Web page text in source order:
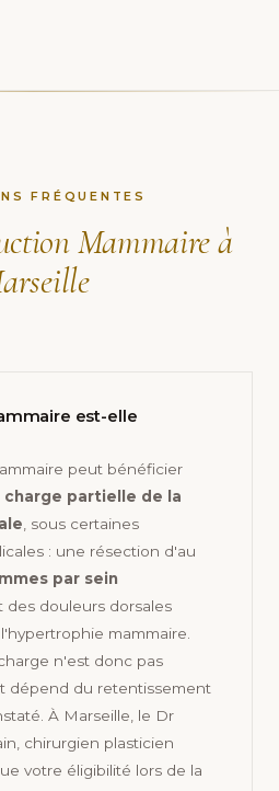
FRÉQUENTES
Mammaire à
est-elle
peut bénéficier
charge partielle de la
, sous certaines
: une résection d'au
par sein
douleurs dorsales
mammaire.
n'est donc pas
dépend du retentissement
À Marseille, le Dr
chirurgien plasticien
votre éligibilité lors de la